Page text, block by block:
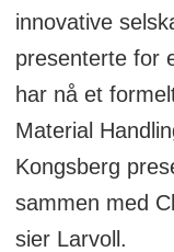
innovative
presenterte for
har nå et
Material
Kongsberg
sammen med
sier Larvoll.